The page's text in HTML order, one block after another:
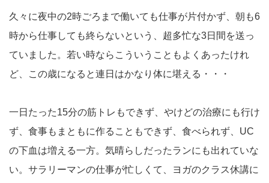
久々に夜中の2時ごろまで働いても仕事が片付かず、朝も6
時から仕事しても終らないという、超多忙な3日間を送っ
ていました。若い時ならこういうこともよくあったけれ
ど、この歳になると連日はかなり体に堪える・・・
一日たった15分の筋トレもできず、やけどの治療にも行け
ず、食事もまともに作ることもできず、食べられず、UC
の下血は増える一方。気晴らしだったランにも出れていな
い。サラリーマンの仕事が忙しくて、ヨガのクラス休講に